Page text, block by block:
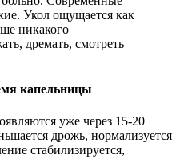
Укол ощущается как
никакого
дремать, смотреть
капельницы
уже через 15-20
дрожь, нормализуется
стабилизируется,